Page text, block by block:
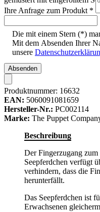
Ihre Anfrage zum Produkt *
Die mit einem Stern (*)
Mit dem Absenden Ihrer
unsere
Absenden
Produktnummer: 16632
EAN: 5060091081659
Hersteller-Nr.: PC002114
Marke: The Puppet
Beschreibung
Der Fingerzugang
Seepferdchen verfügt
verhindern, dass die
herunterfällt.
Das Seepferdchen ist
Erwachsenen